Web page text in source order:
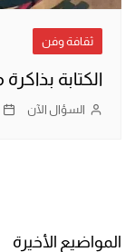
ثقافة وفن
الكتابة
السؤال الآن
المواضيع الأخيرة